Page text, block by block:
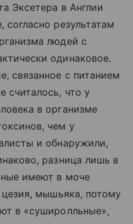
Эксетера в Англии
согласно результатам
людей с
одинаковое.
связанное с питанием
считалось, что у
в организме
чем у
и обнаружили,
разница лишь в
имеют в моче
мышьяка, потому
в «суширолльные»,